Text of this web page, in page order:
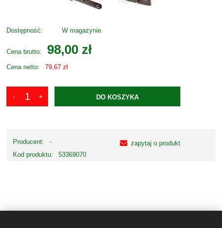
Dostępność: W magazynie
Cena brutto: 98,00 zł
Cena netto: 79,67 zł
DO KOSZYKA
Producent:
-
Kod produktu:
53369070
zapytaj o produkt